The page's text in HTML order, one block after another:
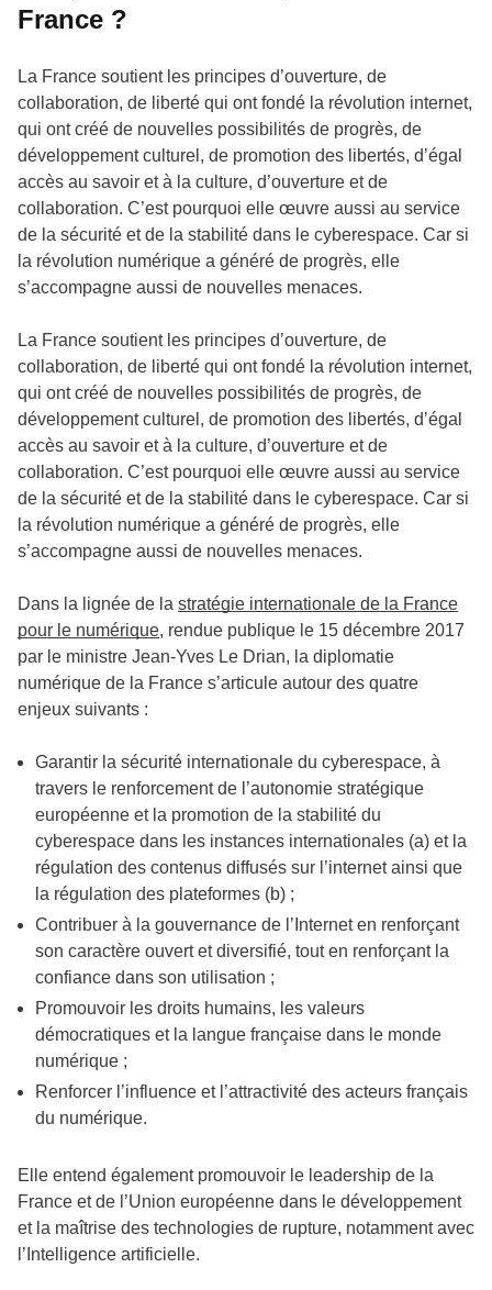
France ?
La France soutient les principes d’ouverture, de
collaboration, de liberté qui ont fondé la révolution internet,
qui ont créé de nouvelles possibilités de progrès, de
développement culturel, de promotion des libertés, d’égal
accès au savoir et à la culture, d’ouverture et de
collaboration. C’est pourquoi elle œuvre aussi au service
de la sécurité et de la stabilité dans le cyberespace. Car si
la révolution numérique a généré de progrès, elle
s’accompagne aussi de nouvelles menaces.
La France soutient les principes d’ouverture, de
collaboration, de liberté qui ont fondé la révolution internet,
qui ont créé de nouvelles possibilités de progrès, de
développement culturel, de promotion des libertés, d’égal
accès au savoir et à la culture, d’ouverture et de
collaboration. C’est pourquoi elle œuvre aussi au service
de la sécurité et de la stabilité dans le cyberespace. Car si
la révolution numérique a généré de progrès, elle
s’accompagne aussi de nouvelles menaces.
Dans la lignée de la stratégie internationale de la France
pour le numérique, rendue publique le 15 décembre 2017
par le ministre Jean-Yves Le Drian, la diplomatie
numérique de la France s’articule autour des quatre
enjeux suivants :
Garantir la sécurité internationale du cyberespace, à
travers le renforcement de l’autonomie stratégique
européenne et la promotion de la stabilité du
cyberespace dans les instances internationales (a) et la
régulation des contenus diffusés sur l’internet ainsi que
la régulation des plateformes (b) ;
Contribuer à la gouvernance de l’Internet en renforçant
son caractère ouvert et diversifié, tout en renforçant la
confiance dans son utilisation ;
Promouvoir les droits humains, les valeurs
démocratiques et la langue française dans le monde
numérique ;
Renforcer l’influence et l’attractivité des acteurs français
du numérique.
Elle entend également promouvoir le leadership de la
France et de l’Union européenne dans le développement
et la maîtrise des technologies de rupture, notamment avec
l’Intelligence artificielle.